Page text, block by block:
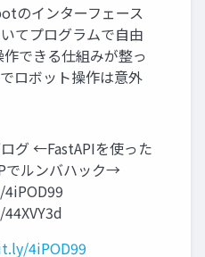
のインターフェース
てプログラムで自由
できる仕組みが整っ
ロボット操作は意外
グ ←FastAPIを使った
でルンバハック→
4iPOD99